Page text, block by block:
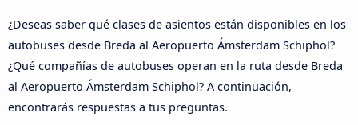
¿Deseas saber qué clases de asientos están disponibles en los
autobuses desde Breda al Aeropuerto Ámsterdam Schiphol?
¿Qué compañías de autobuses operan en la ruta desde Breda
al Aeropuerto Ámsterdam Schiphol? A continuación,
encontrarás respuestas a tus preguntas.